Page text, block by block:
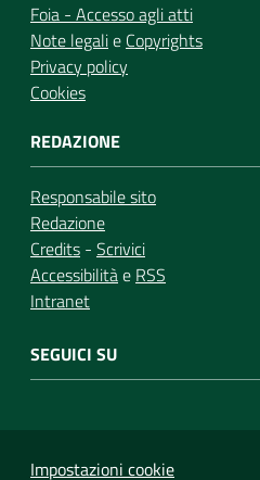
Foia - Accesso agli atti
Note legalie Copyrights
Privacy policy
Cookies
REDAZIONE
Responsabile sito
Redazione
Credits - Scrivici
Accessibilitàe RSS
Intranet
SEGUICI SU
Impostazioni cookie